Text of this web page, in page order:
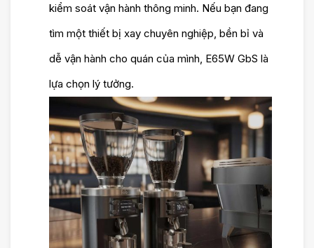
kiểm soát vận hành thông minh. Nếu bạn đang
tìm một thiết bị xay chuyên nghiệp, bền bỉ và
dễ vận hành cho quán của mình, E65W GbS là
lựa chọn lý tưởng.